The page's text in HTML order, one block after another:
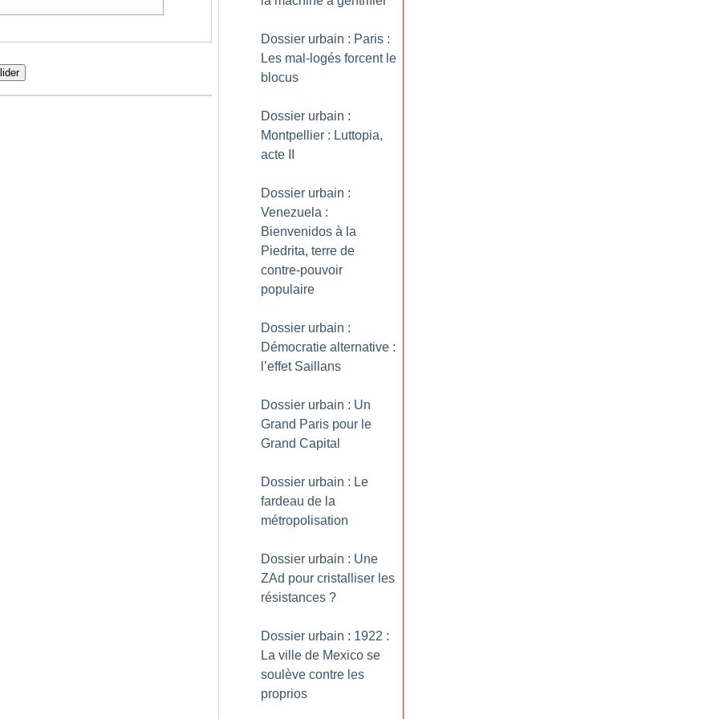
Dossier urbain : Paris :
Les mal-logés forcent le
blocus
Dossier urbain :
Montpellier : Luttopia,
acte II
Dossier urbain :
Venezuela :
Bienvenidos à la
Piedrita, terre de
contre-pouvoir
populaire
Dossier urbain :
Démocratie alternative :
l’effet Saillans
Dossier urbain : Un
Grand Paris pour le
Grand Capital
Dossier urbain : Le
fardeau de la
métropolisation
Dossier urbain : Une
ZAd pour cristalliser les
résistances ?
Dossier urbain : 1922 :
La ville de Mexico se
soulève contre les
proprios